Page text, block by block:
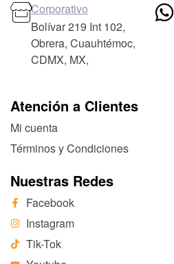
Atención a Clientes
Mi cuenta
Términos y Condiciones
Nuestras Redes
Facebook
Instagram
Tik-Tok
Corporativo
Bolívar 219 Int 102,
Obrera, Cuauhtémoc,
CDMX, MX,